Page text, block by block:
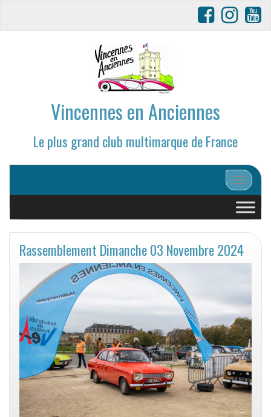
Vincennes en Anciennes
Le plus grand club multimarque de France
Afficher/
Rassemblement Dimanche 03 Novembre 2024